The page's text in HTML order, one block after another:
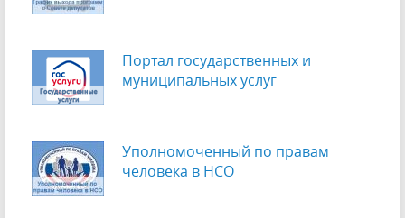
Портал государственных и
муниципальных услуг
Уполномоченный по правам
человека в НСО